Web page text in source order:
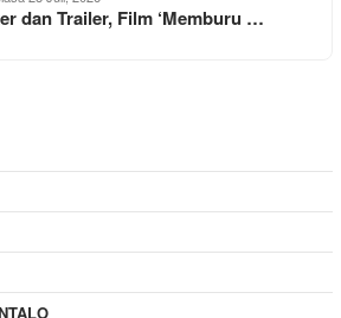
dan Trailer, Film ‘Memburu …